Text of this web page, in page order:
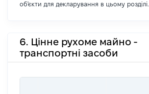
об'єкти для декларування в цьому розділі.
6. Цінне рухоме майно -
транспортні засоби